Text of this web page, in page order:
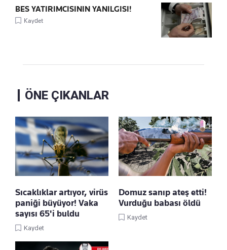
BES YATIRIMCISININ YANILGISI!
Kaydet
ÖNE ÇIKANLAR
Sıcaklıklar artıyor, virüs
paniği büyüyor! Vaka
sayısı 65'i buldu
Kaydet
Domuz sanıp ateş etti!
Vurduğu babası öldü
Kaydet